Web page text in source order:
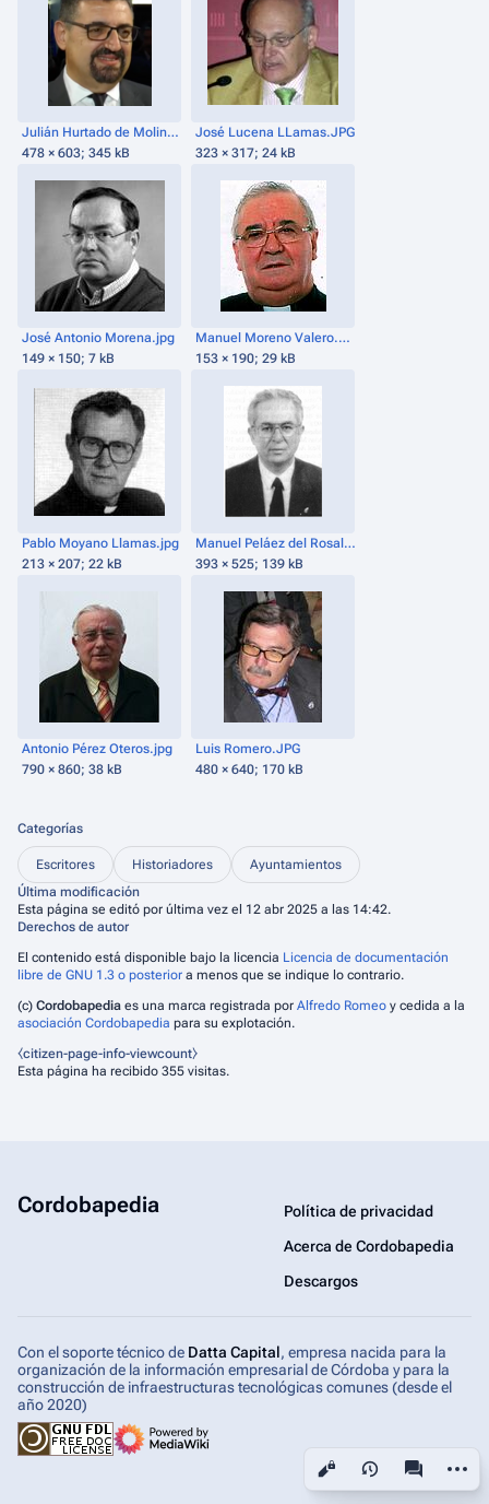
Vistas associated-
Julián Hurtado de Molina (24 de marzo de 2017).png
478 × 603; 345 kB
José Lucena LLamas.JPG
323 × 317; 24 kB
José Antonio Morena.jpg
149 × 150; 7 kB
Manuel Moreno Valero.bmp.jpg
153 × 190; 29 kB
Pablo Moyano Llamas.jpg
213 × 207; 22 kB
Manuel Peláez del Rosal.png
393 × 525; 139 kB
Antonio Pérez Oteros.jpg
790 × 860; 38 kB
Luis Romero.JPG
480 × 640; 170 kB
Categorías
Escritores Historiadores
Ayuntamientos
Última modificación
Esta página se editó por última vez el 12 abr 2025 a las 14:42.
Derechos de autor
El contenido está disponible bajo la licencia Licencia de documentación
libre de GNU 1.3 o posterior a menos que se indique lo contrario.
(c) Cordobapedia es una marca registrada por Alfredo Romeo y cedida a la
asociación Cordobapedia para su explotación.
⧼citizen-page-info-viewcount⧽
Esta página ha recibido 355 visitas.
Cordobapedia
Política de privacidad
Acerca de Cordobapedia
Descargos
Con el soporte técnico de Datta Capital, empresa nacida para la
organización de la información empresarial de Córdoba y para la
construcción de infraestructuras tecnológicas comunes (desde el
año 2020)